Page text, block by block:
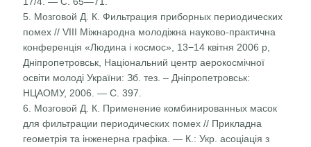
5. Мозговой Д. К. Фильтрация приборных периодических
помех // VIII Міжнародна молодіжна науково-практична
конференція «Людина і космос», 13−14 квітня 2006 р,
Дніпропетровськ, Національний центр аерокосмічної
освіти молоді України: Зб. тез. – Дніпропетровськ:
НЦАОМУ, 2006. — С. 397.
6. Мозговой Д. К. Применение комбинированных масок
для фильтрации периодических помех // Прикладна
геометрія та інженерна графіка. — К.: Укр. асоціація з